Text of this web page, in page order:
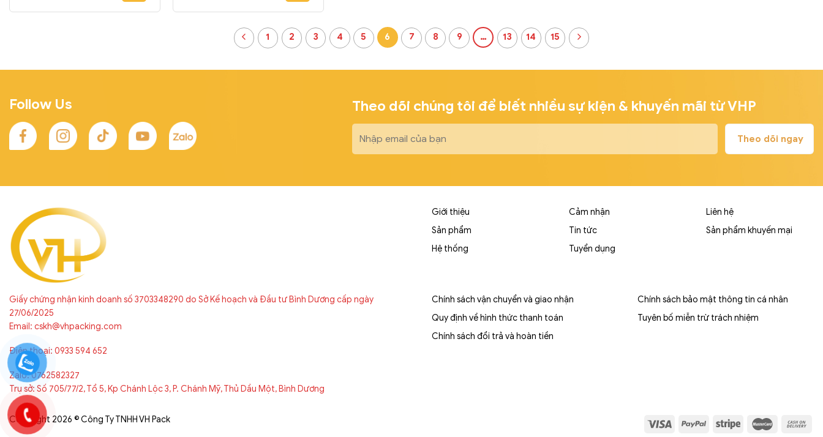
giấy trắng cao cấp, chắc chắn.
1 2 3 4 5 6 7 8 9 … 13 14 15
Follow Us Theo dõi chúng tôi để biết nhiều sự kiện & khuyến mãi từ VHP
Giới thiệu
Sản phẩm
Hệ thống
Cảm nhận
Tin tức
Tuyển dụng
Liên hệ
Sản phẩm khuyến mại
Giấy chứng nhận kinh doanh số 3703348290 do Sở Kế hoạch và Đầu tư Bình Dương cấp ngày
27/06/2025
Email: cskh@vhpacking.com
Điện thoại: 0933 594 652
Zalo: 0762582327
Trụ sở: Số 705/77/2, Tổ 5, Kp Chánh Lộc 3, P. Chánh Mỹ, Thủ Dầu Một, Bình Dương
Chính sách vận chuyển và giao nhận
Quy định về hình thức thanh toán
Chính sách đổi trả và hoàn tiền
Chính sách bảo mật thông tin cá nhân
Tuyên bố miễn trừ trách nhiệm
Copyright 2026 © Công Ty TNHH VH Pack